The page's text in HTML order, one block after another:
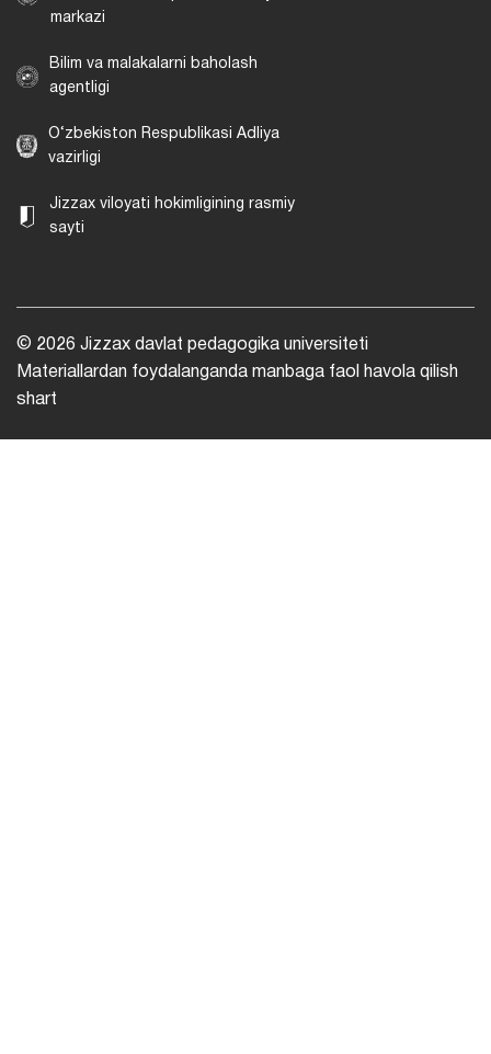
markazi
Bilim va malakalarni baholash
agentligi
O‘zbekiston Respublikasi Adliya
vazirligi
Jizzax viloyati hokimligining rasmiy
sayti
© 2026 Jizzax davlat pedagogika universiteti
Materiallardan foydalanganda manbaga faol havola qilish
shart